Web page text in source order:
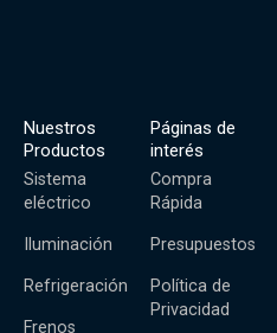
Nuestros
Productos
Sistema
eléctrico
Iluminación
Refrigeración
Frenos
Páginas de
interés
Compra
Rápida
Presupuestos
Política de
Privacidad